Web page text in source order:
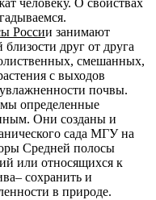
человеку. О свойствах
России занимают
друг от друга
смешанных,
с выходов
почвы.
определенные
Они созданы и
сада МГУ на
Средней полосы
или относящихся к
сохранить и
в природе.